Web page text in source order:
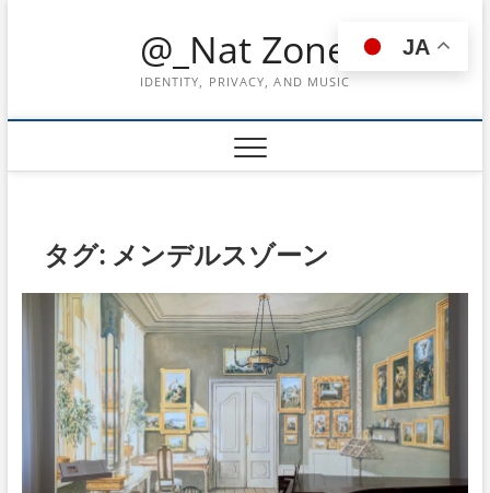
@_Nat Zone
IDENTITY, PRIVACY, AND MUSIC
タグ: メンデルスゾーン
JA